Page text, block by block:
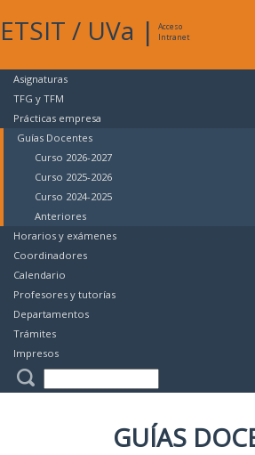
ETSIT / UVa |
Acceso
Intranet
Asignaturas
TFG y TFM
Prácticas empresa
Guías Docentes
Curso 2026-2027
Curso 2025-2026
Curso 2024-2025
Anteriores
Horarios y exámenes
Coordinadores
Calendario
Profesores y tutorías
Departamentos
Trámites
Impresos
GUÍAS